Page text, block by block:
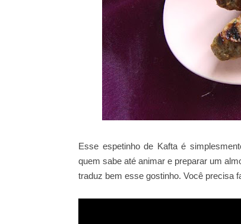
Esse espetinho de Kafta é
quem sabe até animar e preparar um
traduz bem esse gostinho. Você precisa